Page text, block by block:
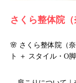
さくら整体院（
🌸 さくら整体院（
ト ＋ スタイル・O